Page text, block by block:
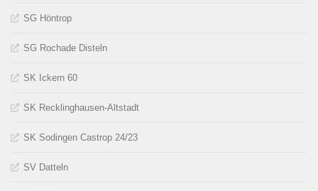
SG Höntrop
SG Rochade Disteln
SK Ickern 60
SK Recklinghausen-Altstadt
SK Sodingen Castrop 24/23
SV Datteln